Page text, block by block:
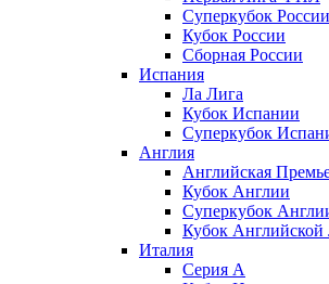
Суперкубок России
Кубок России
Сборная России
Испания
Ла Лига
Кубок Испании
Суперкубок
Англия
Английская
Кубок Англии
Суперкубок
Кубок Английской
Италия
Серия А